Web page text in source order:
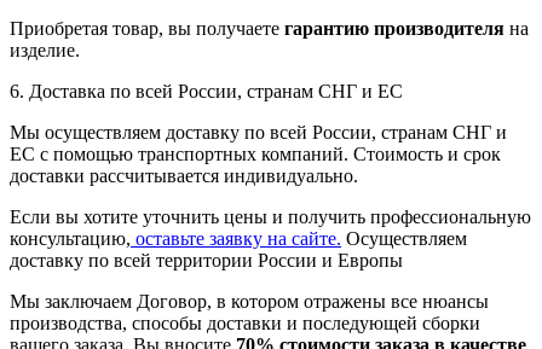
Приобретая товар, вы получаете гарантию производителя на
изделие.
6. Доставка по всей России, странам СНГ и ЕС
Мы осуществляем доставку по всей России, странам СНГ и
ЕС с помощью транспортных компаний. Стоимость и срок
доставки рассчитывается индивидуально.
Если вы хотите уточнить цены и получить профессиональную
консультацию, оставьте заявку на сайте. Осуществляем
доставку по всей территории России и Европы
Мы заключаем Договор, в котором отражены все нюансы
производства, способы доставки и последующей сборки